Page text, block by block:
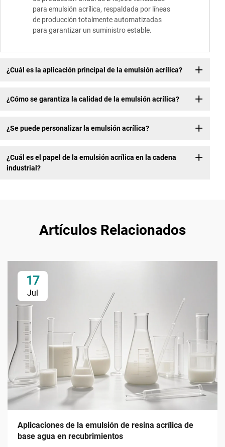
para emulsión acrílica, respaldada por líneas
de producción totalmente automatizadas
para garantizar un suministro estable.
¿Cuál es la aplicación principal de la emulsión acrílica?
¿Cómo se garantiza la calidad de la emulsión acrílica?
¿Se puede personalizar la emulsión acrílica?
¿Cuál es el papel de la emulsión acrílica en la cadena
industrial?
Artículos Relacionados
17
Jul
Aplicaciones de la emulsión de resina acrílica de
base agua en recubrimientos